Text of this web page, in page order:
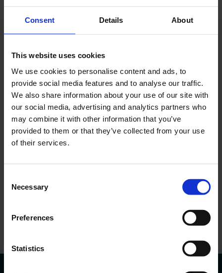
Consent Details About
This website uses cookies
We use cookies to personalise content and ads, to
provide social media features and to analyse our traffic.
We also share information about your use of our site with
our social media, advertising and analytics partners who
may combine it with other information that you’ve
provided to them or that they’ve collected from your use
of their services.
Selection
Necessary
Preferences
Statistics
Sunt interesat de o anumită mașină
Adăugați